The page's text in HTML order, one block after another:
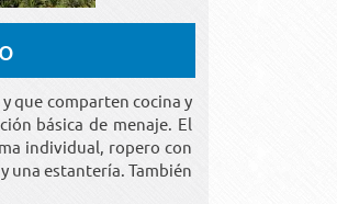
que comparten cocina y
básica de menaje. El
individual, ropero con
una estantería. También